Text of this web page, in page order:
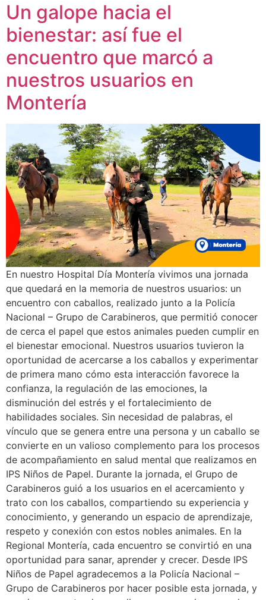
Un galope hacia el
bienestar: así fue el
encuentro que marcó a
nuestros usuarios en
Montería
En nuestro Hospital Día Montería vivimos una jornada
que quedará en la memoria de nuestros usuarios: un
encuentro con caballos, realizado junto a la Policía
Nacional – Grupo de Carabineros, que permitió conocer
de cerca el papel que estos animales pueden cumplir en
el bienestar emocional. Nuestros usuarios tuvieron la
oportunidad de acercarse a los caballos y experimentar
de primera mano cómo esta interacción favorece la
confianza, la regulación de las emociones, la
disminución del estrés y el fortalecimiento de
habilidades sociales. Sin necesidad de palabras, el
vínculo que se genera entre una persona y un caballo se
convierte en un valioso complemento para los procesos
de acompañamiento en salud mental que realizamos en
IPS Niños de Papel. Durante la jornada, el Grupo de
Carabineros guió a los usuarios en el acercamiento y
trato con los caballos, compartiendo su experiencia y
conocimiento, y generando un espacio de aprendizaje,
respeto y conexión con estos nobles animales. En la
Regional Montería, cada encuentro se convirtió en una
oportunidad para sanar, aprender y crecer. Desde IPS
Niños de Papel agradecemos a la Policía Nacional –
Grupo de Carabineros por hacer posible esta jornada, y